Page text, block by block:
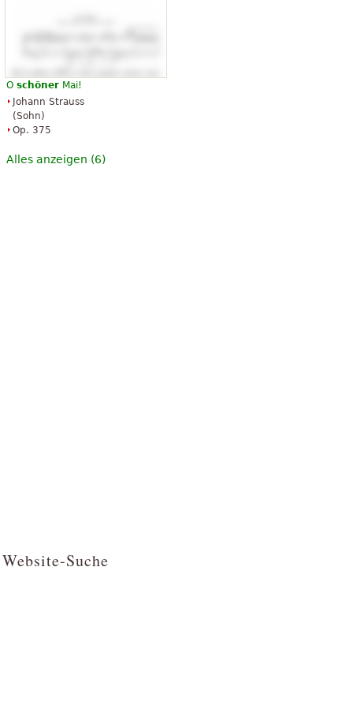
O schöner Mai!
Johann Strauss
(Sohn)
Op. 375
Alles anzeigen (6)
Website-Suche